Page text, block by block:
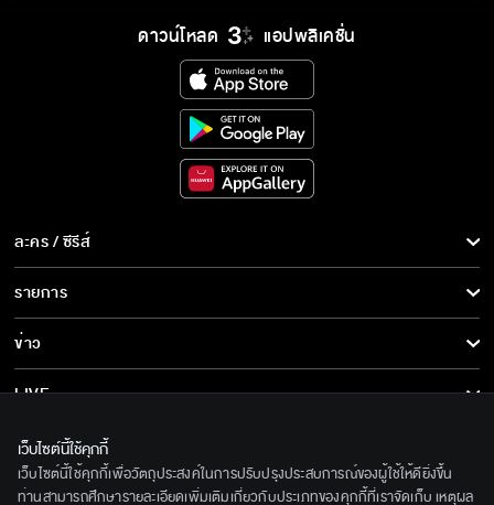
ระลึก 80 พรรษาฯ อันทรง
พระ
ดาวน์โหลด แอปพลิเคชั่น
ละคร / ซีรีส์
ละคร/ซีรีส์
ซีรีส์นานาชาติ
การ์ตูน & เกม
รายการ
รายการทั้งหมด
ข่าว
ข่าวทั้งหมด
ข่าวประชาสัมพันธ์
LIVE
เกี่ยวกับเรา
BEC World
ติดตามเราได้ที่
เว็บไซต์นี้ใช้คุกกี้
เว็บไซต์นี้ใช้คุกกี้เพื่อวัตถุประสงค์ในการปรับปรุงประสบการณ์ของผู้ใช้ให้ดียิ่งขึ้น
ท่านสามารถศึกษารายละเอียดเพิ่มเติมเกี่ยวกับประเภทของคุกกี้ที่เราจัดเก็บ เหตุผล